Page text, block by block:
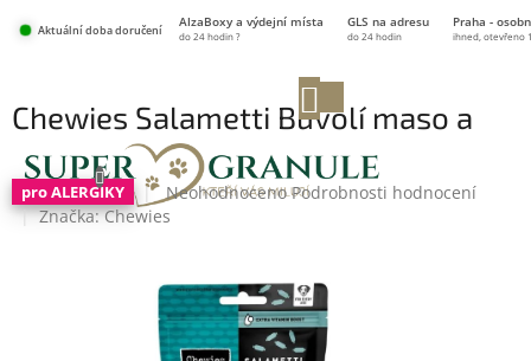
Aktuální doba doručení
AlzaBoxy a výdejní místa GLS na adresu Praha -
do 24 hodin ? do 24 hodin ihned, otevřeno
KOŠÍK
Chewies Salametti Buvolí maso a
sýr 60 g
pro ALERGIKY
Průměrné
hodnocení
0,0
z
5
hvězdiček.
Neohodnoceno Podrobnosti hodnocení
Značka:Chewies